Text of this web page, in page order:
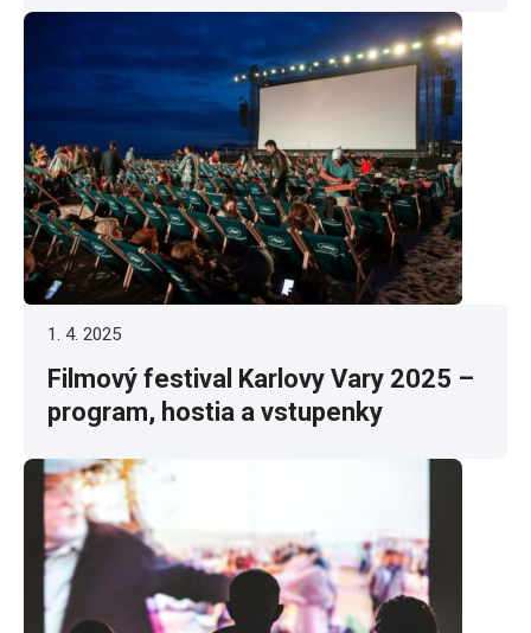
1. 4. 2025
Filmový festival Karlovy Vary 2025 –
program, hostia a vstupenky